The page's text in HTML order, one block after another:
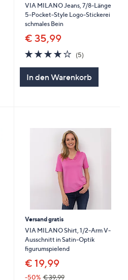
VIA MILANO Jeans, 7/8-Länge
5-Pocket-Style Logo-Stickerei
schmales Bein
€ 35,99
4.2
von
5
(5)
In den Warenkorb
Versand gratis
VIA MILANO Shirt, 1/2-Arm V-
Ausschnitt in Satin-Optik
figurumspielend
€ 19,99
-50% € 39,99